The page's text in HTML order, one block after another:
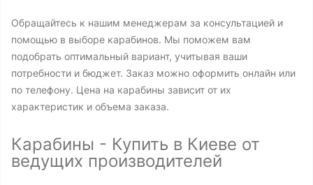
Обращайтесь к нашим менеджерам за консультацией и
помощью в выборе карабинов. Мы поможем вам
подобрать оптимальный вариант, учитывая ваши
потребности и бюджет. Заказ можно оформить онлайн или
по телефону. Цена на карабины зависит от их
характеристик и объема заказа.
Карабины - Купить в Киеве от
ведущих производителей